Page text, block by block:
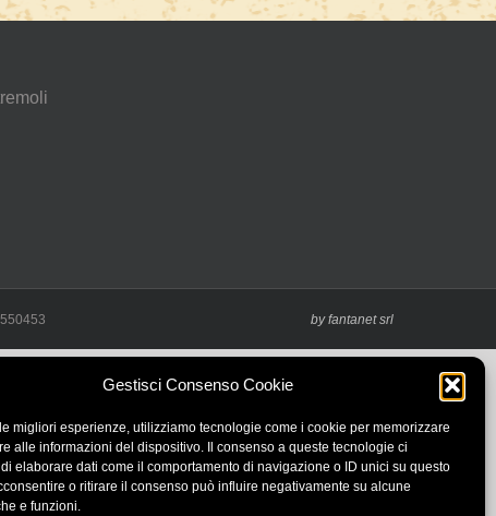
Gestisci Consenso Cookie
migliori esperienze, utilizziamo tecnologie come i cookie per memorizzare
alle informazioni del dispositivo. Il consenso a queste tecnologie ci
elaborare dati come il comportamento di navigazione o ID unici su questo
o ritirare il consenso può influire negativamente su alcune
e funzioni.
by fantanet srl